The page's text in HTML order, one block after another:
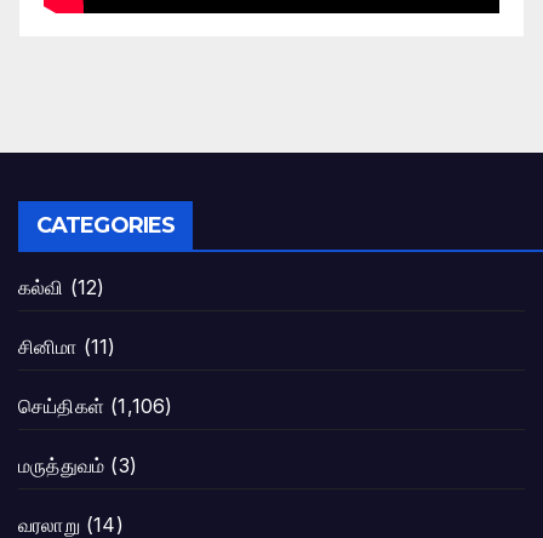
CATEGORIES
கல்வி (12)
சினிமா (11)
செய்திகள் (1,106)
மருத்துவம் (3)
வரலாறு (14)